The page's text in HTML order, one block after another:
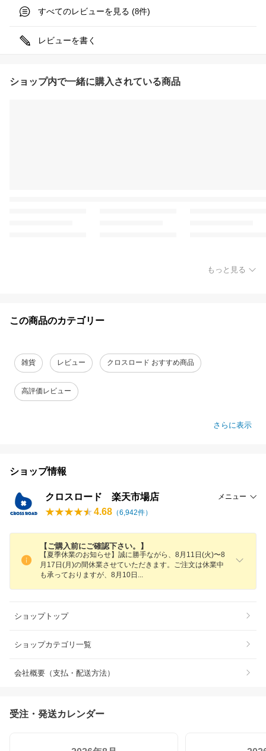
すべてのレビューを見る (8件)
レビューを書く
ショップ内で一緒に購入されている商品
もっと見る
この商品のカテゴリー
雑貨 レビュー クロスロード おすすめ商品
高評価レビュー
さらに表示
ショップ情報
クロスロード 楽天市場店 メニュー
4.68 （6,942件）
【ご購入前にご確認下さい。】
【夏季休業のお知らせ】誠に勝手ながら、8月11日(火)〜8
月17日(月)の間休業させていただきます。ご注文は休業中
も承っておりますが、8月10日
ショップトップ
ショップカテゴリ一覧
会社概要（支払・配送方法）
受注・発送カレンダー